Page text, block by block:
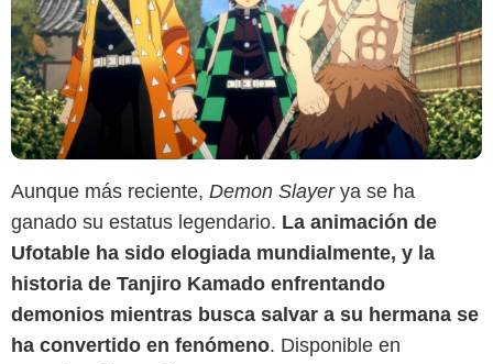
Aunque más reciente, Demon Slayerya se ha
ganado su estatus legendario. La animación de
Ufotable ha sido elogiada mundialmente, y la
historia de Tanjiro Kamado enfrentando
demonios mientras busca salvar a su hermana se
ha convertido en fenómeno. Disponible en
Netflix